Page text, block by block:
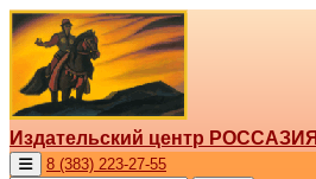
Издательский центр РОССАЗИЯ
8 (383) 223-27-55